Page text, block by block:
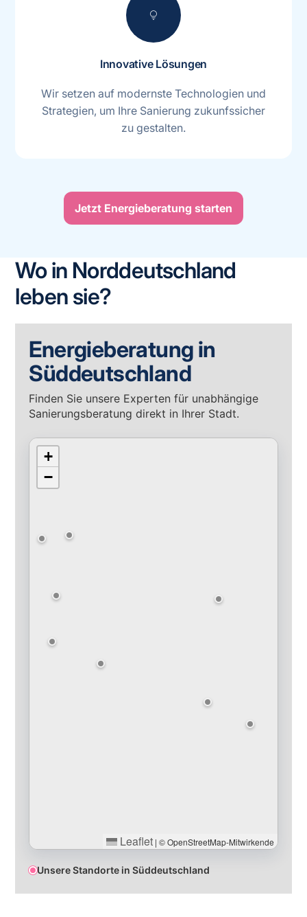
lightbulb
Innovative Lösungen
Wir setzen auf modernste Technologien und
Strategien, um Ihre Sanierung zukunfssicher
zu gestalten.
Jetzt Energieberatung starten
Wo in Norddeutschland
leben sie?
Energieberatung in
Süddeutschland
Finden Sie unsere Experten für unabhängige
Sanierungsberatung direkt in Ihrer Stadt.
+
−
Leaflet | © OpenStreetMap-Mitwirkende
Unsere Standorte in Süddeutschland